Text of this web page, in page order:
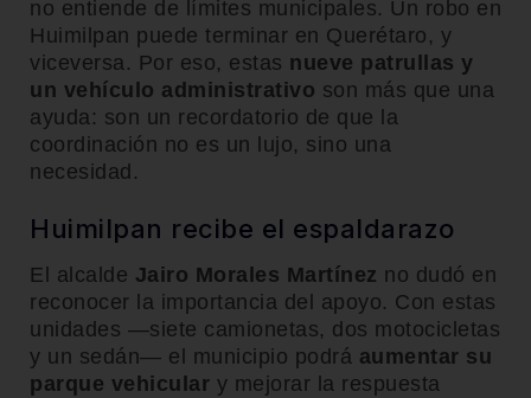
no entiende de límites municipales. Un robo en
Huimilpan puede terminar en Querétaro, y
viceversa. Por eso, estas nueve patrullas y
un vehículo administrativo son más que una
ayuda: son un recordatorio de que la
coordinación no es un lujo, sino una
necesidad.
Huimilpan recibe el espaldarazo
El alcalde Jairo Morales Martínez no dudó en
reconocer la importancia del apoyo. Con estas
unidades —siete camionetas, dos motocicletas
y un sedán— el municipio podrá aumentar su
parque vehicular y mejorar la respuesta